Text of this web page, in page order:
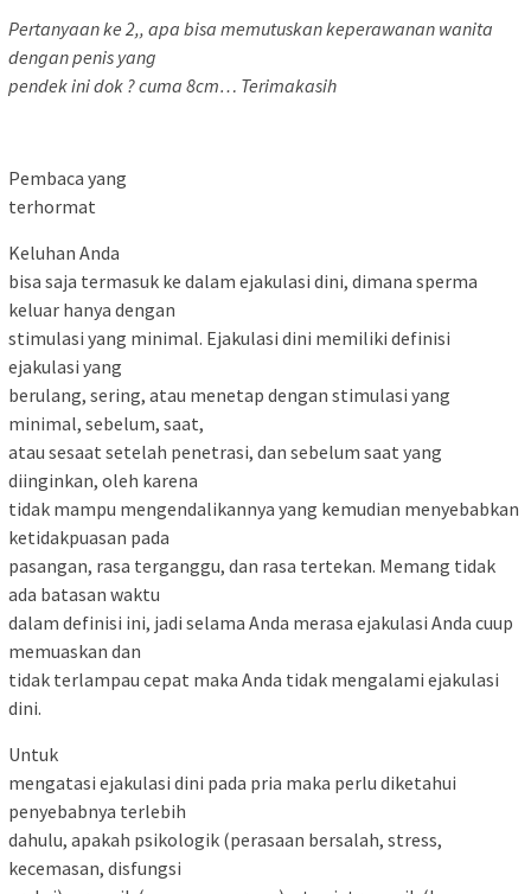
Pertanyaan ke 2,, apa bisa memutuskan keperawanan wanita
dengan penis yang
pendek ini dok ? cuma 8cm… Terimakasih
Pembaca yang
terhormat
Keluhan Anda
bisa saja termasuk ke dalam ejakulasi dini, dimana sperma
keluar hanya dengan
stimulasi yang minimal. Ejakulasi dini memiliki definisi
ejakulasi yang
berulang, sering, atau menetap dengan stimulasi yang
minimal, sebelum, saat,
atau sesaat setelah penetrasi, dan sebelum saat yang
diinginkan, oleh karena
tidak mampu mengendalikannya yang kemudian menyebabkan
ketidakpuasan pada
pasangan, rasa terganggu, dan rasa tertekan. Memang tidak
ada batasan waktu
dalam definisi ini, jadi selama Anda merasa ejakulasi Anda cuup
memuaskan dan
tidak terlampau cepat maka Anda tidak mengalami ejakulasi
dini.
Untuk
mengatasi ejakulasi dini pada pria maka perlu diketahui
penyebabnya terlebih
dahulu, apakah psikologik (perasaan bersalah, stress,
kecemasan, disfungsi